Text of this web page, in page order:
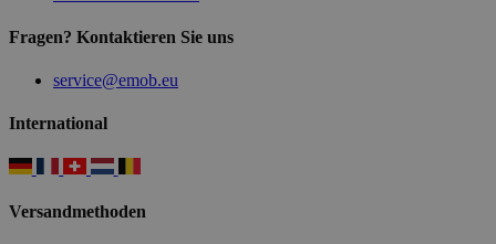
Fragen? Kontaktieren Sie uns
service@emob.eu
International
Versandmethoden